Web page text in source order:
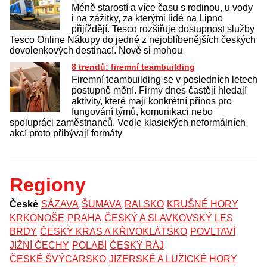
Méně starostí a více času s rodinou, u vody
i na zážitky, za kterými lidé na Lipno
přijíždějí. Tesco rozšiřuje dostupnost služby
Tesco Online Nákupy do jedné z nejoblíbenějších českých
dovolenkových destinací. Nově si mohou
8 trendů: firemní teambuilding
Firemní teambuilding se v posledních letech
postupně mění. Firmy dnes častěji hledají
aktivity, které mají konkrétní přínos pro
fungování týmů, komunikaci nebo
spolupráci zaměstnanců. Vedle klasických neformálních
akcí proto přibývají formáty
Regiony
České SÁZAVA ŠUMAVA RALSKO KRUŠNÉ HORY
KRKONOŠE PRAHA ČESKÝ A SLAVKOVSKÝ LES
BRDY ČESKÝ KRAS A KŘIVOKLÁTSKO POVLTAVÍ
JIŽNÍ ČECHY POLABÍ ČESKÝ RÁJ
ČESKÉ ŠVÝCARSKO JIZERSKÉ A LUŽICKÉ HORY